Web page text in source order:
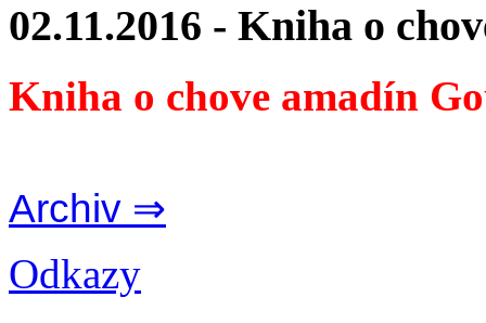
02.11.2016 - Kniha o
Kniha o chove amadín
Archiv ⇒
Odkazy